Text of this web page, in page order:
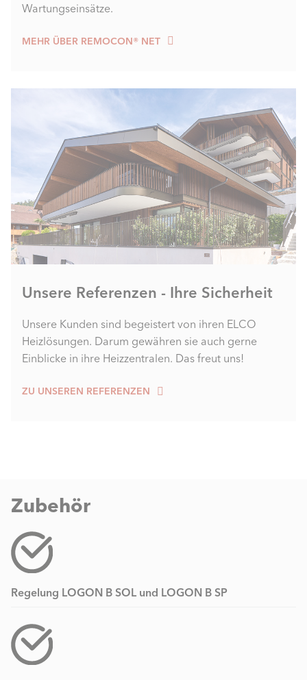
Wartungseinsätze.
MEHR ÜBER REMOCON® NET
Unsere Referenzen - Ihre Sicherheit
Unsere Kunden sind begeistert von ihren ELCO
Heizlösungen. Darum gewähren sie auch gerne
Einblicke in ihre Heizzentralen. Das freut uns!
ZU UNSEREN REFERENZEN
Zubehör
Regelung LOGON B SOL und LOGON B SP